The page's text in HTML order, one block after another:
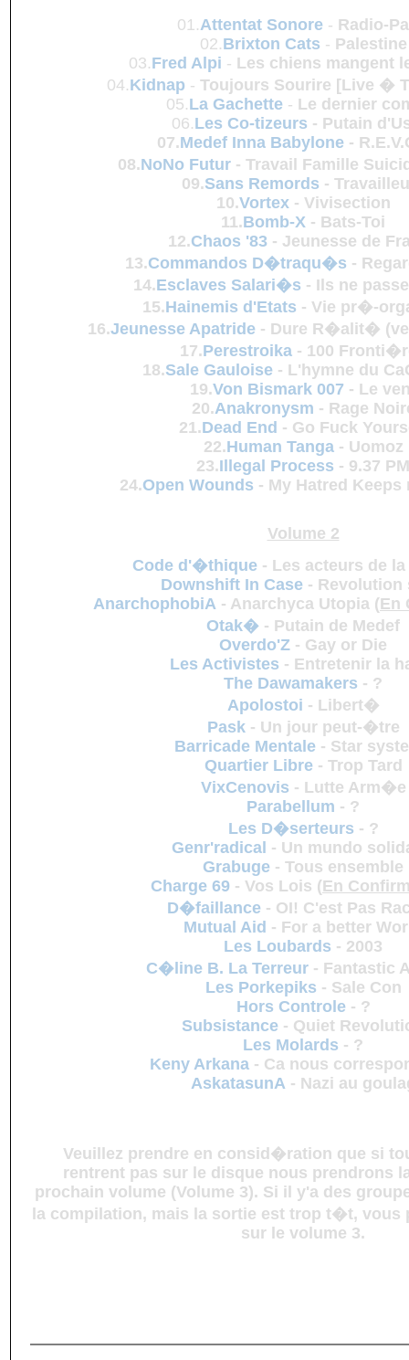
01.Attentat Sonore - Radio-
02.Brixton Cats - Palestine
03.Fred Alpi - Les chiens mangent
04.Kidnap - Toujours Sourire [Live �
05.La Gachette - Le dernier
06.Les Co-tizeurs - Putain
07.Medef Inna Babylone -
08.NoNo Futur - Travail Famille
09.Sans Remords -
10.Vortex- Vivisection
11.Bomb-X - Bats-Toi
12.Chaos '83- Jeunesse de
13.Commandos D�traqu�s -
14.Esclaves Salari�s - Ils ne
15.Hainemis d'Etats - Vie pr�-
16.Jeunesse Apatride- Dure R�alit�
17.Perestroika - 100
18.Sale Gauloise - L'hymne du
19.Von Bismark 007 - Le
20.Anakronysm - Rage
21.Dead End - Go Fuck
22.Human Tanga- Uomoz
23.Illegal Process - 9.37 PM
24.Open Wounds - My Hatred Keeps
Volume 2
Code d'�thique- Les acteurs de
Downshift In Case- Revolution
AnarchophobiA - Anarchyca Utopia (En
Otak� - Putain de Medef
Overdo'Z - Gay or Die
Les Activistes - Entretenir la
The Dawamakers - ?
Apolostoi - Libert�
Pask- Un jour peut-�tre
Barricade Mentale- Star
Quartier Libre- Trop Tard
VixCenovis - Lutte Arm�e
Parabellum - ?
Les D�serteurs - ?
Genr'radical - Un mundo
Grabuge - Tous ensemble
Charge 69 - Vos Lois (En
D�faillance - OI! C'est Pas
Mutual Aid - For a better
Les Loubards - 2003
C�line B. La Terreur - Fantastic
Les Porkepiks - Sale Con
Hors Controle- ?
Subsistance - Quiet
Les Molards - ?
Keny Arkana - Ca nous
AskatasunA- Nazi au
Veuillez prendre en consid�ration que si
rentrent pas sur le disque nous prendrons
prochain volume (Volume 3). Si il y'a des
la compilation, mais la sortie est trop t�t, vous
sur le volume 3.